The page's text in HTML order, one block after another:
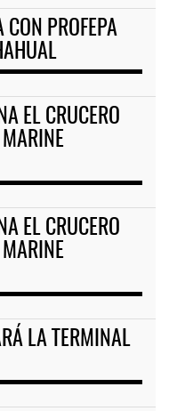
CON PROFEPA
EL CRUCERO
MARINE
EL CRUCERO
MARINE
LA TERMINAL